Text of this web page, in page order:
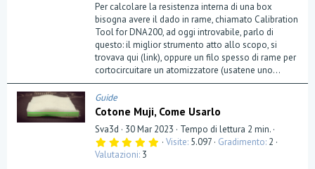
Per calcolare la resistenza interna di una box
bisogna avere il dado in rame, chiamato Calibration
Tool for DNA200, ad oggi introvabile, parlo di
questo: il miglior strumento atto allo scopo, si
trovava qui (link), oppure un filo spesso di rame per
cortocircuitare un atomizzatore (usatene uno...
Guide
Cotone Muji, Come Usarlo
Sva3d 30 Mar 2023
Tempo di lettura 2 min.
5 Visite 5.097 Gradimento 2
Valutazioni 3